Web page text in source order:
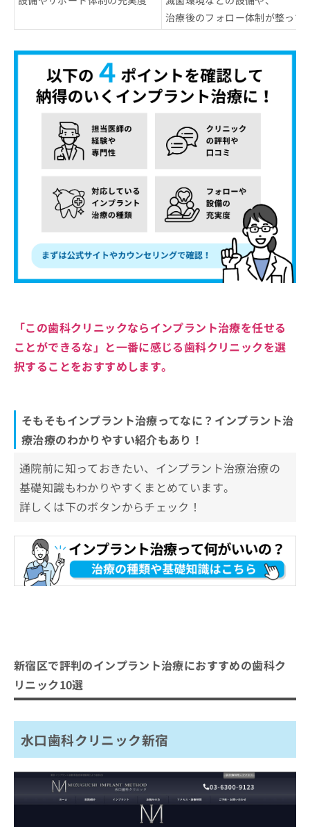
治療後のフォロー体制が整って
「この歯科クリニックならインプラント治療を任せる
ことができるな」と一番に感じる歯科クリニックを選
択することをおすすめします。
そもそもインプラント治療ってなに？インプラント治
療治療のわかりやすい紹介もあり！
通院前に知っておきたい、インプラント治療治療の
基礎知識もわかりやすくまとめています。
詳しくは下のボタンからチェック！
新宿区で評判のインプラント治療におすすめの歯科ク
リニック10選
水口歯科クリニック新宿